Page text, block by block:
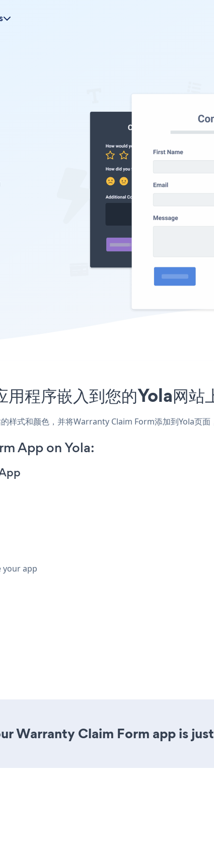
程序嵌入到您的Yola网站
式和颜色，并将Warranty Claim Form添加到Yola页面
App on Yola:
your app
Warranty Claim Form app is